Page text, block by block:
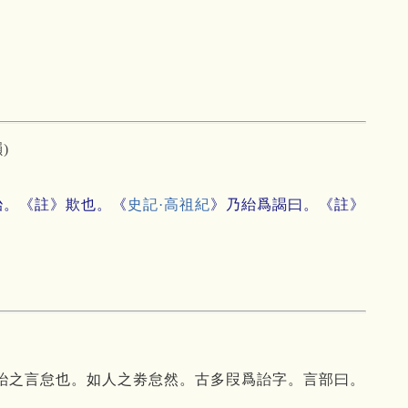
)
《註》欺也。《 史記·高祖紀》乃紿爲謁曰。《註》
言怠也。如人之劵怠然。古多叚爲詒字。言部曰。